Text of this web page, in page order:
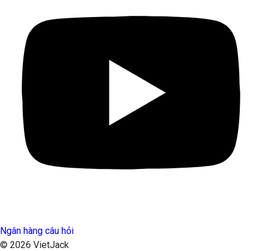
Ngân hàng câu hỏi
© 2026 VietJack